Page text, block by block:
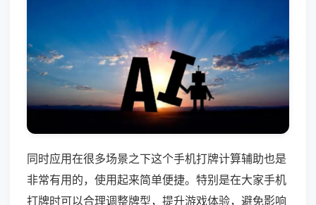
同时应用在很多场景之下这个手机打牌计算辅助也是
非常有用的，使用起来简单便捷。特别是在大家手机
打牌时可以合理调整牌型，提升游戏体验，避免影响